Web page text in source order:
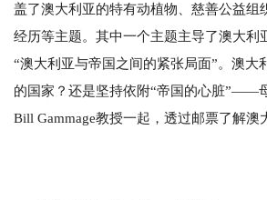
盖了澳大利亚的特有动植物、慈善公益组
经历等主题。其中一个主题主导了澳大利
“澳大利亚与帝国之间的紧张局面”。澳大
的国家？还是坚持依附“帝国的心脏”——
Bill Gammage教授一起，透过邮票了解澳